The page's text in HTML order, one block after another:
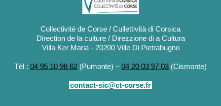
Collectivité de Corse / Cullettività di Corsica
Direction de la culture / Direzzione di a Cultura
Villa Ker Maria - 20200 Ville Di Pietrabugno
Tél : 04 95 10 98 62 (Pumonte) –04 20 03 97 03 (Cismonte)
contact-sic@ct-corse.fr